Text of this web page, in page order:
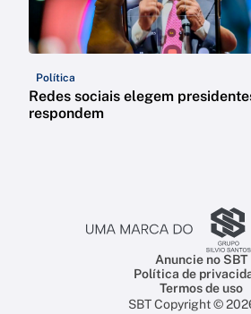
Política
Redes sociais elegem
respondem
Anuncie no SBT
Política de
Termos de uso
SBT Copyright ©